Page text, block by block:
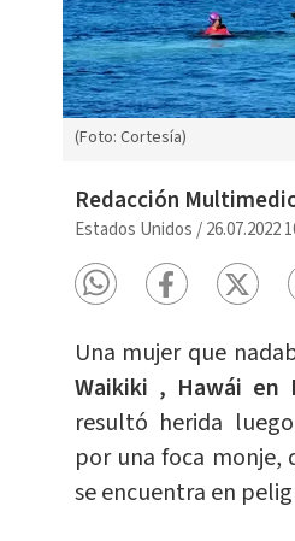
(Foto: Cortesía)
Redacción
Estados Unidos /26.07.2022
Una mujer que
Waikiki , Hawái en
resultó herida
por una foca monje,
se encuentra en